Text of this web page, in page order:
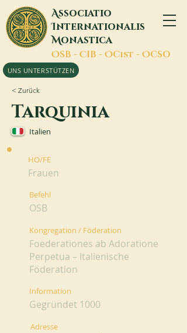
Associatio
Internationalis
Monastica
OSB - CIB - OCist - OCSO
UNS UNTERSTÜTZEN
< Zurück
Tarquinia
Italien
HO/FE
Frauen
Befehl
OSB
Kongregation / Föderation
Foederationes ab Adoratione
Perpetua – Italienische
Föderation
Information
Gegründet 1000
Adresse